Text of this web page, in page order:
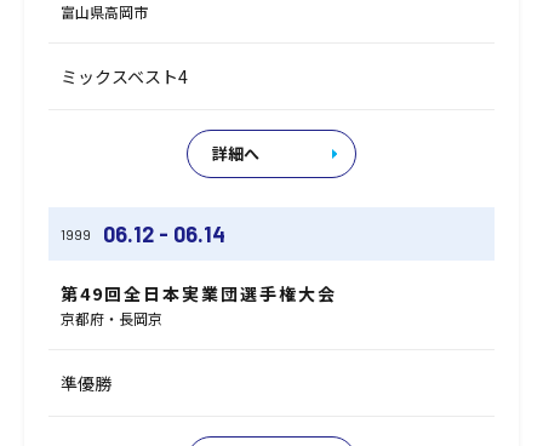
富山県高岡市
ミックスベスト4
詳細へ
06.12 - 06.14
1999
第49回全日本実業団選手権大会
京都府・長岡京
準優勝